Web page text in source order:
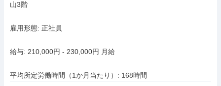
山3階
雇用形態: 正社員
給与: 210,000円 - 230,000円 月給
平均所定労働時間（1か月当たり）: 168時間